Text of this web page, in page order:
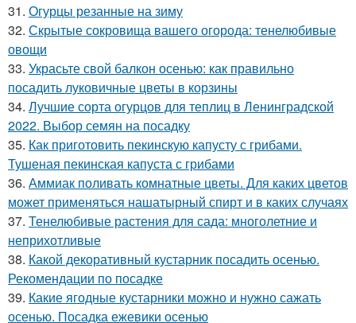
31. Огурцы резанные на зиму
32. Скрытые сокровища вашего огорода: тенелюбивые
овощи
33. Украсьте свой балкон осенью: как правильно
посадить луковичные цветы в корзины
34. Лучшие сорта огурцов для теплиц в Ленинградской
2022. Выбор семян на посадку
35. Как приготовить пекинскую капусту с грибами.
Тушеная пекинская капуста с грибами
36. Аммиак поливать комнатные цветы. Для каких цветов
может применяться нашатырный спирт и в каких случаях
37. Тенелюбивые растения для сада: многолетние и
неприхотливые
38. Какой декоративный кустарник посадить осенью.
Рекомендации по посадке
39. Какие ягодные кустарники можно и нужно сажать
осенью. Посадка ежевики осенью